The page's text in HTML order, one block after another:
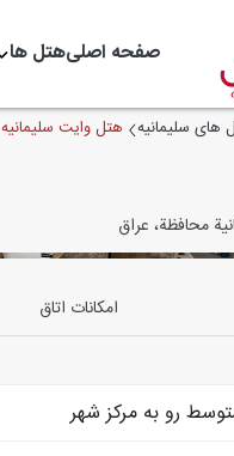
صفحه اصلیهتل ها
های سلیمانیه هتل وایت سلیمانیه
محافظة، عراق
امکانات اتاق
رو به مرکز شهر